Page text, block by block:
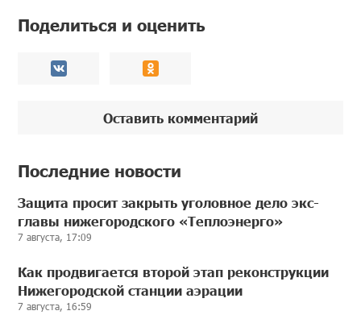
Поделиться и оценить
Оставить комментарий
Последние новости
Защита просит закрыть уголовное дело экс-
главы нижегородского «Теплоэнерго»
7 августа, 17:09
Как продвигается второй этап реконструкции
Нижегородской станции аэрации
7 августа, 16:59